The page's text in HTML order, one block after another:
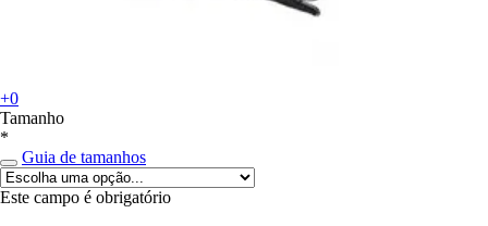
+0
Tamanho
*
Guia de tamanhos
Este campo é obrigatório